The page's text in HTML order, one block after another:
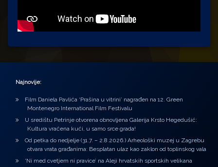
Najnovije:
Film Daniela Pavlića ‘Prašina u vitrini’ nagrađen na 12. Green
Montenegro International Film Festivalu
U središtu Petrinje otvorena obnovljena Galerija Krsto Hegedušić:
Kultura vraćena kući, u samo srce grada!
Od petka do nedjelje (31.7. – 2.8.2026.) Arheološki muzej u Zagrebu
otvara vrata građanima: Besplatan ulaz kao zaklon od toplinskog vala
‘Ni med cvetjem ni pravice’ na Aleji hrvatskih sportskih velikana